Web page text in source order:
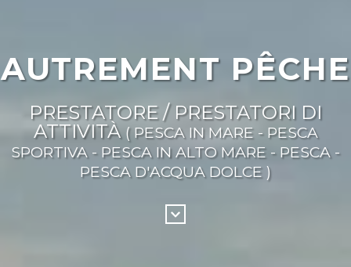
AUTREMENT PÊCHE
PRESTATORE / PRESTATORI DI
ATTIVITÀ ( PESCA IN MARE - PESCA
SPORTIVA - PESCA IN ALTO MARE - PESCA -
PESCA D'ACQUA DOLCE )